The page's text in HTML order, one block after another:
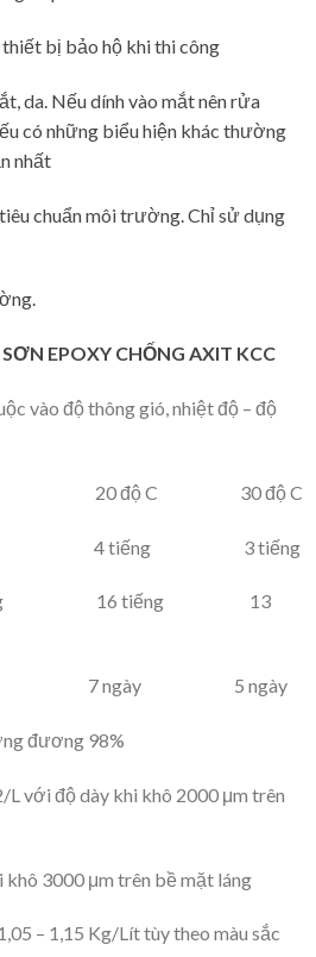
bị bảo hộ khi thi công
da. Nếu dính vào mắt nên rửa
có những biểu hiện khác thường
nhất
chuẩn môi trường. Chỉ sử dụng
EPOXY CHỐNG AXIT KCC
vào độ thông gió, nhiệt độ – độ
độ C 20 độ C 30 độ C
tiếng 4 tiếng 3 tiếng
tiếng 16 tiếng 13
ngày 7 ngày 5 ngày
đương 98%
với độ dày khi khô 2000 μm trên
khô 3000 μm trên bề mặt láng
– 1,15 Kg/Lít tùy theo màu sắc